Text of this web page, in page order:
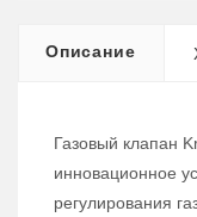
Описание
Газовый клапан
инновационное
регулирования